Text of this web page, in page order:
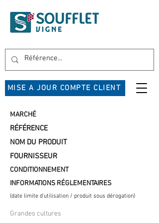
MISE A JOUR COMPTE CLIENT
MARCHÉ
RÉFÉRENCE
NOM DU PRODUIT
FOURNISSEUR
CONDITIONNEMENT
INFORMATIONS RÉGLEMENTAIRES
(date limite d'utilisation / produit sous dérogation)
Grandes cultures